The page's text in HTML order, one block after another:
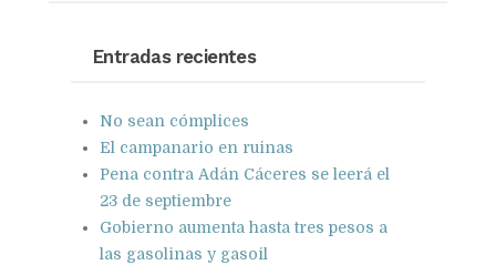
Entradas recientes
No sean cómplices
El campanario en ruinas
Pena contra Adán Cáceres se leerá el
23 de septiembre
Gobierno aumenta hasta tres pesos a
las gasolinas y gasoil